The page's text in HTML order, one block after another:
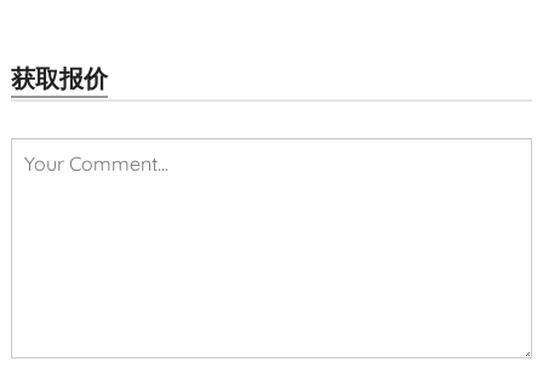
获取报价